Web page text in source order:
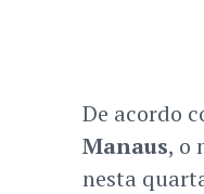
De acordo
Manaus, o
nesta